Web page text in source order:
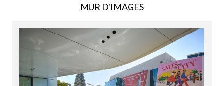
MUR D'IMAGES